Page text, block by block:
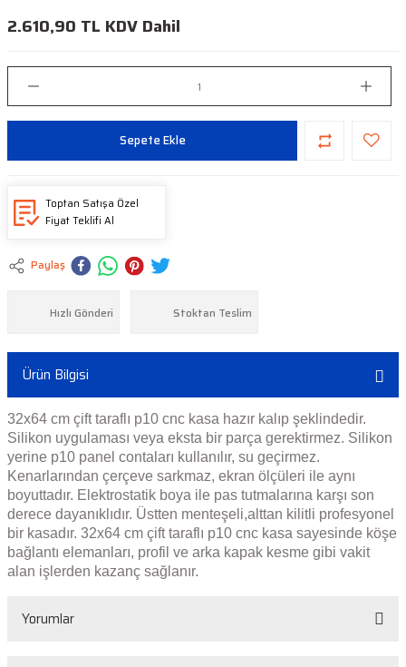
2.610,90 TL KDV Dahil
Sepete Ekle
Toptan Satışa Özel
Fiyat Teklifi Al
Paylaş
Hızlı Gönderi Stoktan Teslim
Ürün Bilgisi
32x64 cm çift taraflı p10 cnc kasa hazır kalıp şeklindedir.
Silikon uygulaması veya eksta bir parça gerektirmez. Silikon
yerine p10 panel contaları kullanılır, su geçirmez.
Kenarlarından çerçeve sarkmaz, ekran ölçüleri ile aynı
boyuttadır. Elektrostatik boya ile pas tutmalarına karşı son
derece dayanıklıdır. Üstten menteşeli,alttan kilitli profesyonel
bir kasadır. 32x64 cm çift taraflı p10 cnc kasa sayesinde köşe
bağlantı elemanları, profil ve arka kapak kesme gibi vakit
alan işlerden kazanç sağlanır.
Yorumlar